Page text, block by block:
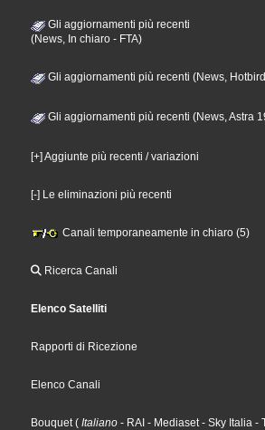
Gli aggiornamenti più recenti
(News, In chiaro - FTA)
Gli aggiornamenti più recenti (News,
Gli aggiornamenti più recenti (News, Astra
[+] Aggiunte più recenti / variazioni
[-] Le eliminazioni più recenti
Canali temporaneamente in chiaro (5)
Ricerca Canali
Elenco Satelliti
Rapporti di Ricezione
Elenco Canali
Bouquet ( Italiano - RAI - Mediaset - Sky Italia -